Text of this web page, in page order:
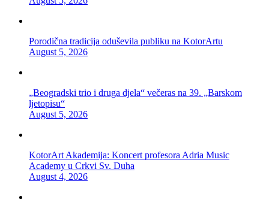
Porodična tradicija oduševila publiku na KotorArtu
August 5, 2026
„Beogradski trio i druga djela“ večeras na 39. „Barskom
ljetopisu“
August 5, 2026
KotorArt Akademija: Koncert profesora Adria Music
Academy u Crkvi Sv. Duha
August 4, 2026